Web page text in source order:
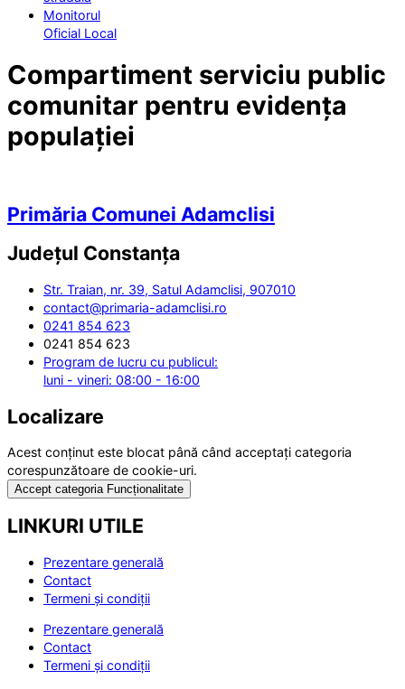
Monitorul
Oficial Local
Compartiment serviciu public
comunitar pentru evidența
populației
Primăria Comunei Adamclisi
Județul Constanța
Str. Traian, nr. 39, Satul Adamclisi, 907010
contact@primaria-adamclisi.ro
0241 854 623
0241 854 623
Program de lucru cu publicul:
luni - vineri: 08:00 - 16:00
Localizare
Acest conținut este blocat până când acceptați categoria
corespunzătoare de cookie-uri.
Accept categoria Funcționalitate
LINKURI UTILE
Prezentare generală
Contact
Termeni și condiții
Prezentare generală
Contact
Termeni și condiții